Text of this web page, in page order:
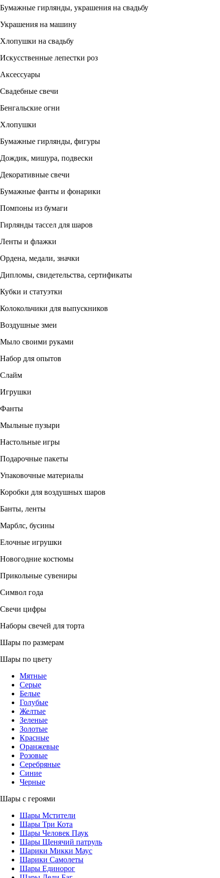
Бумажные гирлянды, украшения на свадьбу
Украшения на машину
Хлопушки на свадьбу
Искусственные лепестки роз
Аксессуары
Свадебные свечи
Бенгальские огни
Хлопушки
Бумажные гирлянды, фигуры
Дождик, мишура, подвески
Декоративные свечи
Бумажные фанты и фонарики
Помпоны из бумаги
Гирлянды тассел для шаров
Ленты и флажки
Ордена, медали, значки
Дипломы, свидетельства, сертификаты
Кубки и статуэтки
Колокольчики для выпускников
Воздушные змеи
Мыло своими руками
Набор для опытов
Слайм
Игрушки
Фанты
Мыльные пузыри
Настольные игры
Подарочные пакеты
Упаковочные материалы
Коробки для воздушных шаров
Банты, ленты
Марблс, бусины
Елочные игрушки
Новогодние костюмы
Прикольные сувениры
Символ года
Свечи цифры
Наборы свечей для торта
Шары по размерам
Шары по цвету
Мятные
Серые
Белые
Голубые
Желтые
Зеленые
Золотые
Красные
Оранжевые
Розовые
Серебряные
Синие
Черные
Шары с героями
Шары Мстители
Шары Три Кота
Шары Человек Паук
Шары Щенячий патруль
Шарики Микки Маус
Шарики Самолеты
Шары Единорог